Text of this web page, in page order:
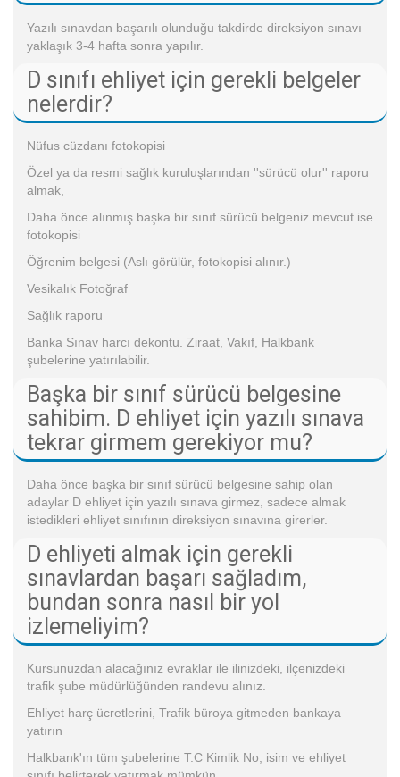
Yazılı sınavdan başarılı olunduğu takdirde direksiyon sınavı
yaklaşık 3-4 hafta sonra yapılır.
D sınıfı ehliyet için gerekli belgeler
nelerdir?
Nüfus cüzdanı fotokopisi
Özel ya da resmi sağlık kuruluşlarından ''sürücü olur'' raporu
almak,
Daha önce alınmış başka bir sınıf sürücü belgeniz mevcut ise
fotokopisi
Öğrenim belgesi (Aslı görülür, fotokopisi alınır.)
Vesikalık Fotoğraf
Sağlık raporu
Banka Sınav harcı dekontu. Ziraat, Vakıf, Halkbank
şubelerine yatırılabilir.
Başka bir sınıf sürücü belgesine
sahibim. D ehliyet için yazılı sınava
tekrar girmem gerekiyor mu?
Daha önce başka bir sınıf sürücü belgesine sahip olan
adaylar D ehliyet için yazılı sınava girmez, sadece almak
istedikleri ehliyet sınıfının direksiyon sınavına girerler.
D ehliyeti almak için gerekli
sınavlardan başarı sağladım,
bundan sonra nasıl bir yol
izlemeliyim?
Kursunuzdan alacağınız evraklar ile ilinizdeki, ilçenizdeki
trafik şube müdürlüğünden randevu alınız.
Ehliyet harç ücretlerini, Trafik büroya gitmeden bankaya
yatırın
Halkbank'ın tüm şubelerine T.C Kimlik No, isim ve ehliyet